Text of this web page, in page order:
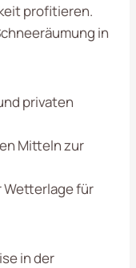
profitieren.
in
privaten
Mitteln zur
Wetterlage für
in der